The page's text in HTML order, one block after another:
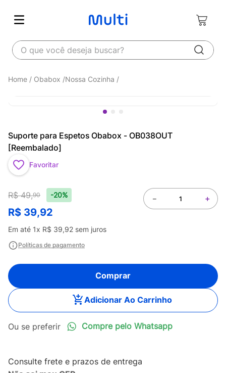
O que você deseja buscar?
Obabox Nossa Cozinha
Suporte para Espetos Obabox - OB038OUT
[Reembalado]
Favoritar
R$ 49,90 -20%
R$ 39,92
Em até 1x R$ 39,92 sem juros
＋
－
Políticas de pagamento
Comprar
Adicionar Ao Carrinho
Compre pelo Whatsapp